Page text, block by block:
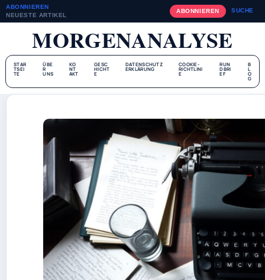
ABONNIEREN
NEUESTE ARTIKEL
ABONNIEREN SUCHE
MORGENANALYSE
STAR
TSEI
TE
ÜBE
R
UNS
KO
NT
AKT
GESC
HICHT
E
DATENSCHUTZ
ERKLÄRUNG
COOKIE-
RICHTLINI
E
RUN
DBRI
EF
B
L
O
G